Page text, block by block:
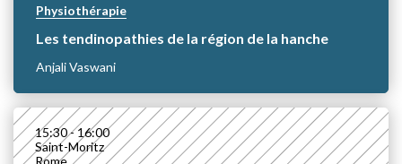
Physiothérapie
Les tendinopathies de la région de la hanche
Anjali Vaswani
15:30- 16:00
Saint-Moritz